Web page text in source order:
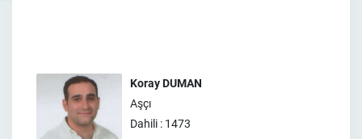
Koray DUMAN
Aşçı
Dahili : 1473